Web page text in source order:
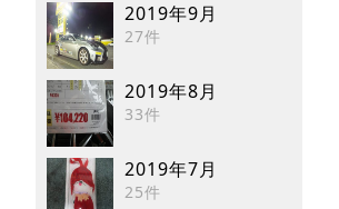
2019年9月
27件
2019年8月
33件
2019年7月
25件